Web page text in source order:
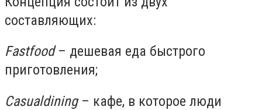
составляющих:
Fastfood– дешевая еда быстрого
приготовления;
Casualdining– кафе, в которое люди